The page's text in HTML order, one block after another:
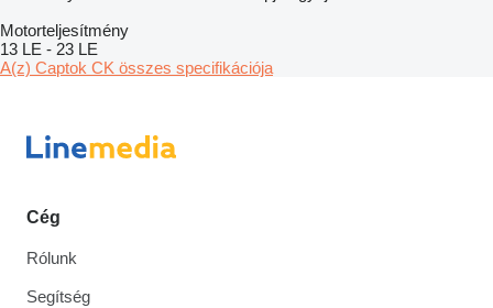
Motorteljesítmény
13 LE - 23 LE
A(z) Captok CK összes specifikációja
Cég
Rólunk
Segítség